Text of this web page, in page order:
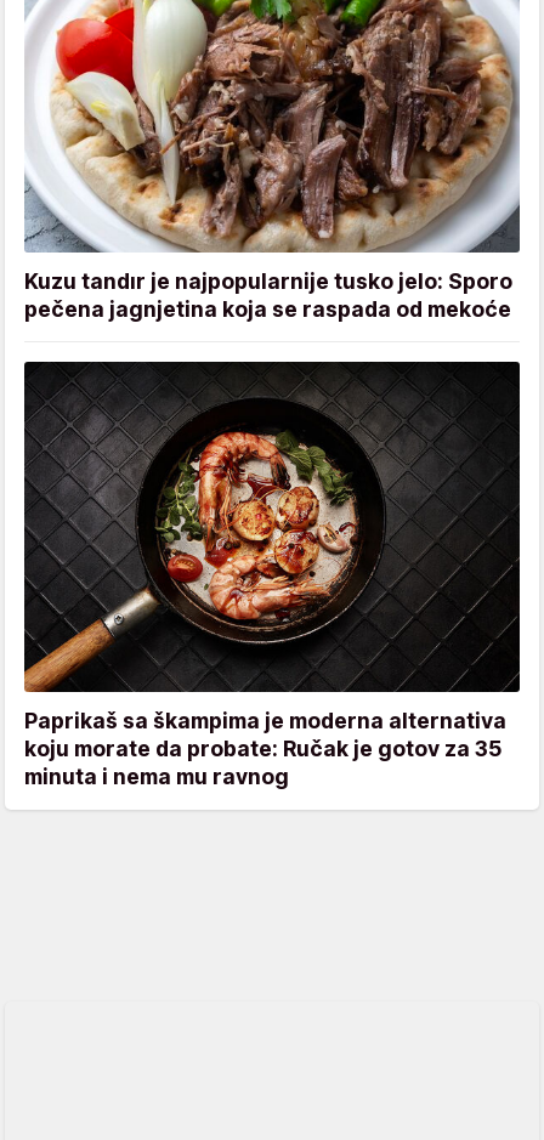
Kuzu tandır je najpopularnije tusko jelo: Sporo
pečena jagnjetina koja se raspada od mekoće
Paprikaš sa škampima je moderna alternativa
koju morate da probate: Ručak je gotov za 35
minuta i nema mu ravnog